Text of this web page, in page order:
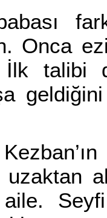
Onca
talibi
uzaktan
Seyfi